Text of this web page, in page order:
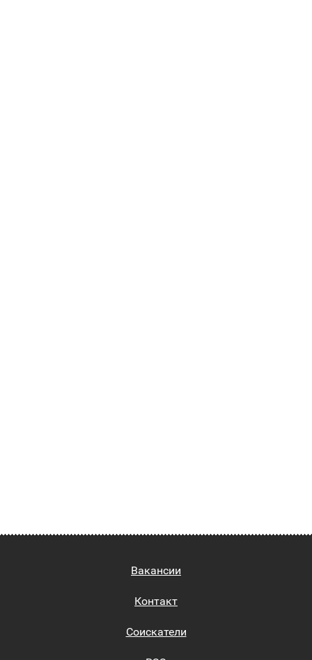
Вакансии
Контакт
Соискатели